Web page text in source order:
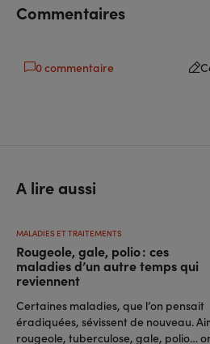
Commentaires
0 commentaire
A lire aussi
Rougeole, gale, polio : ces
maladies d’un autre temps qui
reviennent
MALADIES ET TRAITEMENTS
Certaines maladies, que l’on pensait
éradiquées, sévissent de nouveau.
rougeole, tuberculose, gale, polio…